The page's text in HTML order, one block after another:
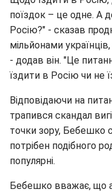
поїздок – це одне. А
Росію?" - сказав
мільйонами
- додав він. "Це
їздити в Росію чи не
Відповідаючи на
трапився скандал
точки зору, Бебешко
потрібен подібного
популярні.
Бебешко вважає, що